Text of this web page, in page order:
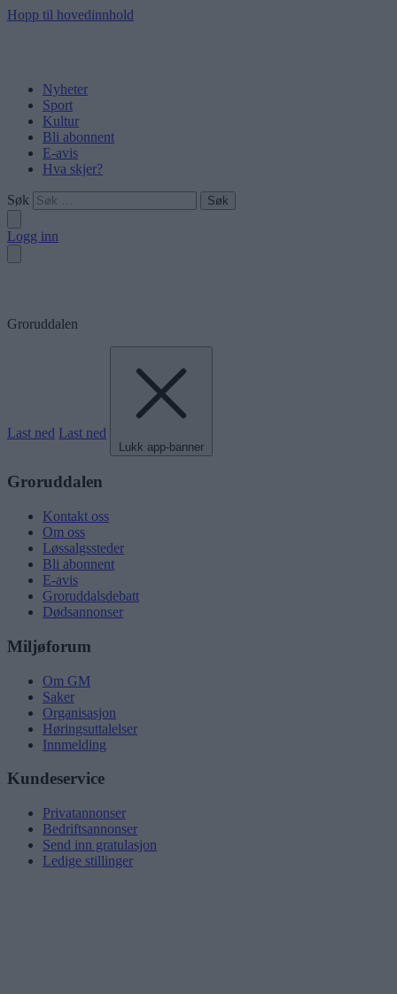
Hopp til hovedinnhold
Nyheter
Sport
Kultur
Bli abonnent
E-avis
Hva skjer?
Søk
Logg inn
Groruddalen
Last ned Last ned
Lukk app-banner
Groruddalen
Kontakt oss
Om oss
Løssalgssteder
Bli abonnent
E-avis
Groruddalsdebatt
Dødsannonser
Miljøforum
Om GM
Saker
Organisasjon
Høringsuttalelser
Innmelding
Kundeservice
Privatannonser
Bedriftsannonser
Send inn gratulasjon
Ledige stillinger